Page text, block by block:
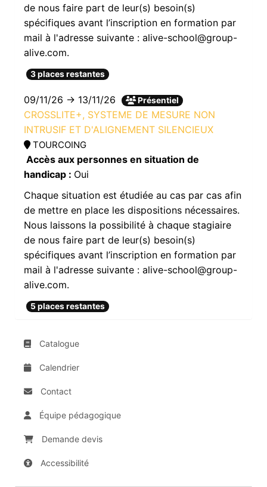
de nous faire part de leur(s) besoin(s)
spécifiques avant l’inscription en formation par
mail à l'adresse suivante : alive-school@group-
alive.com.
3 places restantes
09/11/26 → 13/11/26 Présentiel
CROSSLITE+, SYSTEME DE MESURE NON
INTRUSIF ET D'ALIGNEMENT SILENCIEUX
TOURCOING
Accès aux personnes en situation de
handicap : Oui
Chaque situation est étudiée au cas par cas afin
de mettre en place les dispositions nécessaires.
Nous laissons la possibilité à chaque stagiaire
de nous faire part de leur(s) besoin(s)
spécifiques avant l’inscription en formation par
mail à l'adresse suivante : alive-school@group-
alive.com.
5 places restantes
Catalogue
Calendrier
Contact
Équipe pédagogique
Demande devis
Accessibilité